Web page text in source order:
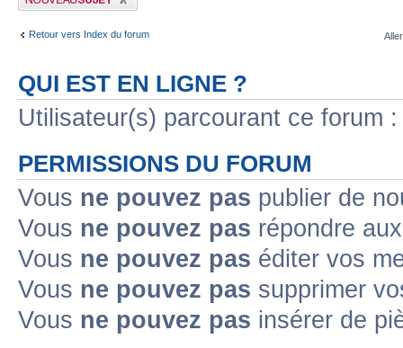
Retour vers Index du forum
QUI EST EN LIGNE ?
Utilisateur(s) parcourant ce forum
PERMISSIONS DU FORUM
Vous ne pouvez pas publier de
Vous ne pouvez pas répondre
Vous ne pouvez pas éditer vos
Vous ne pouvez pas supprimer
Vous ne pouvez pas insérer de